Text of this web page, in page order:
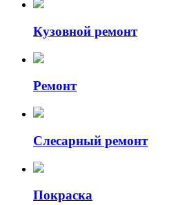
Кузовной ремонт
Ремонт
Слесарный ремонт
Покраска